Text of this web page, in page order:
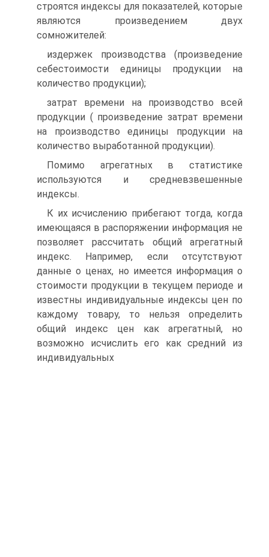
строятся индексы для показателей, которые
являются произведением двух
сомножителей:
издержек производства (произведение
себестоимости единицы продукции на
количество продукции);
затрат времени на производство всей
продукции ( произведение затрат времени
на производство единицы продукции на
количество выработанной продукции).
Помимо агрегатных в статистике
используются и средневзвешенные
индексы.
К их исчислению прибегают тогда, когда
имеющаяся в распоряжении информация не
позволяет рассчитать общий агрегатный
индекс. Например, если отсутствуют
данные о ценах, но имеется информация о
стоимости продукции в текущем периоде и
известны индивидуальные индексы цен по
каждому товару, то нельзя определить
общий индекс цен как агрегатный, но
возможно исчислить его как средний из
индивидуальных